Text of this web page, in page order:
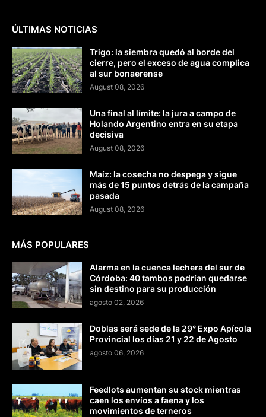
ÚLTIMAS NOTICIAS
Trigo: la siembra quedó al borde del
cierre, pero el exceso de agua complica
al sur bonaerense
August 08, 2026
Una final al límite: la jura a campo de
Holando Argentino entra en su etapa
decisiva
August 08, 2026
Maíz: la cosecha no despega y sigue
más de 15 puntos detrás de la campaña
pasada
August 08, 2026
MÁS POPULARES
Alarma en la cuenca lechera del sur de
Córdoba: 40 tambos podrían quedarse
sin destino para su producción
agosto 02, 2026
Doblas será sede de la 29° Expo Apícola
Provincial los días 21 y 22 de Agosto
agosto 06, 2026
Feedlots aumentan su stock mientras
caen los envíos a faena y los
movimientos de terneros